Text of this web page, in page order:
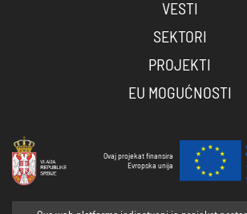
VESTI
SEKTORI
PROJEKTI
EU MOGUĆNOSTI
Ovaj projekat finansira
Evropska unija